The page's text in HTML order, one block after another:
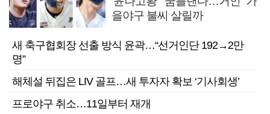
을야구 불씨 살릴까
새 축구협회장 선출 방식 윤곽…“선거인단 192→2만
명”
해체설 뒤집은 LIV 골프…새 투자자 확보 ‘기사회생’
프로야구 취소…11일부터 재개